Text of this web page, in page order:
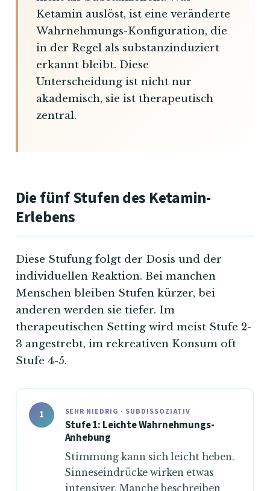
Ketamin auslöst, ist eine veränderte
Wahrnehmungs-Konfiguration, die
in der Regel als substanzinduziert
erkannt bleibt. Diese
Unterscheidung ist nicht nur
akademisch, sie ist therapeutisch
zentral.
Die fünf Stufen des Ketamin-
Erlebens
Diese Stufung folgt der Dosis und der
individuellen Reaktion. Bei manchen
Menschen bleiben Stufen kürzer, bei
anderen werden sie tiefer. Im
therapeutischen Setting wird meist Stufe 2-
3 angestrebt, im rekreativen Konsum oft
Stufe 4-5.
1 SEHR NIEDRIG · SUBDISSOZIATIV
Stufe 1: Leichte Wahrnehmungs-
Anhebung
Stimmung kann sich leicht heben.
Sinneseindrücke wirken etwas
intensiver. Manche beschreiben